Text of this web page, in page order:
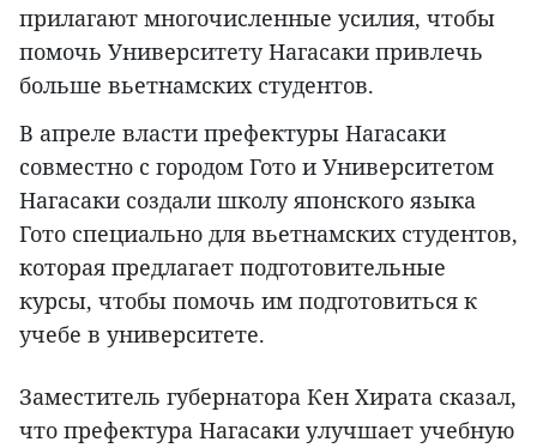
прилагают многочисленные усилия, чтобы
помочь Университету Нагасаки привлечь
больше вьетнамских студентов.
В апреле власти префектуры Нагасаки
совместно с городом Гото и Университетом
Нагасаки создали школу японского языка
Гото специально для вьетнамских студентов,
которая предлагает подготовительные
курсы, чтобы помочь им подготовиться к
учебе в университете.
Заместитель губернатора Кен Хирата сказал,
что префектура Нагасаки улучшает учебную